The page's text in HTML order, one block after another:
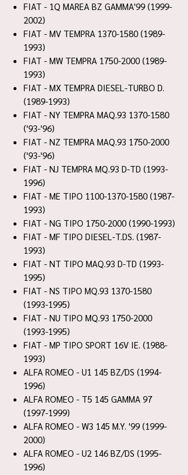
FIAT - 1Q MAREA BZ GAMMA'99 (1999-
2002)
FIAT - MV TEMPRA 1370-1580 (1989-
1993)
FIAT - MW TEMPRA 1750-2000 (1989-
1993)
FIAT - MX TEMPRA DIESEL-TURBO D.
(1989-1993)
FIAT - NY TEMPRA MAQ.93 1370-1580
('93-'96)
FIAT - NZ TEMPRA MAQ.93 1750-2000
('93-'96)
FIAT - NJ TEMPRA MQ.93 D-TD (1993-
1996)
FIAT - ME TIPO 1100-1370-1580 (1987-
1993)
FIAT - NG TIPO 1750-2000 (1990-1993)
FIAT - MF TIPO DIESEL-T.DS. (1987-
1993)
FIAT - NT TIPO MAQ.93 D-TD (1993-
1995)
FIAT - NS TIPO MQ.93 1370-1580
(1993-1995)
FIAT - NU TIPO MQ.93 1750-2000
(1993-1995)
FIAT - MP TIPO SPORT 16V IE. (1988-
1993)
ALFA ROMEO - U1 145 BZ/DS (1994-
1996)
ALFA ROMEO - T5 145 GAMMA 97
(1997-1999)
ALFA ROMEO - W3 145 M.Y. '99 (1999-
2000)
ALFA ROMEO - U2 146 BZ/DS (1995-
1996)